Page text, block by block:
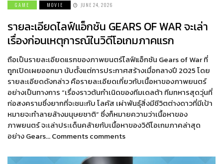
GAME MOVIE JUNE 24, 2026
รายละเอียดไลฟ์แอ็กชัน GEARS OF WAR จะเล่า
เรื่องก่อนเหตุการณ์ในวิดีโอเกมภาคแรก
ถือเป็นรายละเอียดแรกของภาพยนตร์ไลฟ์แอ็กชัน Gears of War ที่
ถูกเปิดเผยออกมา นับตั้งแต่การประกาศสร้างเมื่อกลางปี 2025 โดย
รายละเอียดดังกล่าว คือรายละเอียดเกี่ยวกับเนื้อหาของภาพยนตร์
อย่างเป็นทางการ “เรื่องราวต้นกำเนิดของทีมเดลต้า ทีมทหารสุดวุ่นที่
ก่อสงครามซึ่งยากที่จะชนะกับ โลคัส เผ่าพันธุ์สิ่งมีชีวิตต่างดาวที่มีเป้า
หมายจะทำลายล้างมนุษยชาติ” ซึ่งก็หมายความว่าเนื้อหาของ
ภาพยนตร์ จะเล่าประเด็นคล้ายกับเนื้อหาของวิดีโอเกมภาคล่าสุด
อย่าง Gears… Comments comments